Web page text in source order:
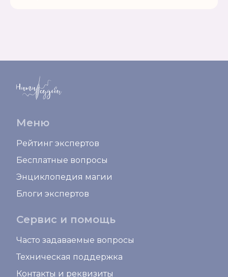
Меню
Рейтинг экспертов
Бесплатные вопросы
Энциклопедия магии
Блоги экспертов
Сервис и помощь
Часто задаваемые вопросы
Техническая поддержка
Контакты и реквизиты